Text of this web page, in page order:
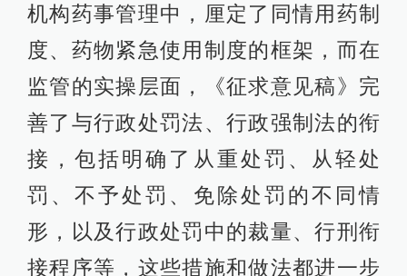
机构药事管理中，厘定了同情用药制
度、药物紧急使用制度的框架，而在
监管的实操层面，《征求意见稿》完
善了与行政处罚法、行政强制法的衔
接，包括明确了从重处罚、从轻处
罚、不予处罚、免除处罚的不同情
形，以及行政处罚中的裁量、行刑衔
接程序等，这些措施和做法都进一步